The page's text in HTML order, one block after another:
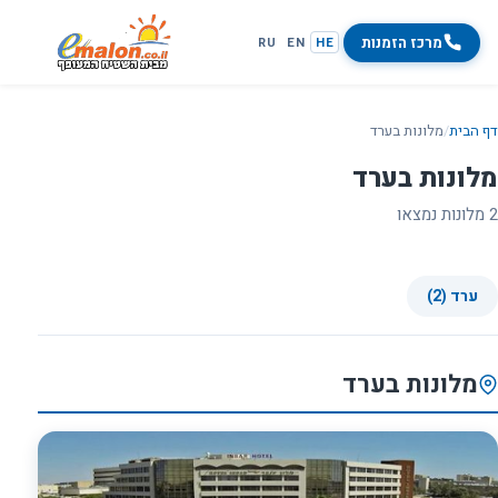
מרכז הזמנות HE
EN
RU
דף הבית/מלונות בערד
מלונות בערד
2 מלונות נמצאו
ערד (2)
מלונות בערד